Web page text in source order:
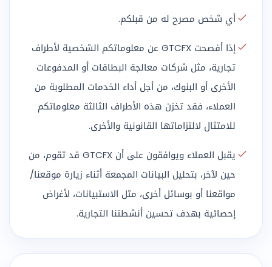
أي شخص مصرح له من قبلكم.
إذا أفصحت GTCFX عن معلوماتكم الشخصية لأطراف
تجارية، مثل شركات معالجة البطاقات أو المدفوعات
الأخرى أو البنوك، من أجل أداء الخدمات المطلوبة من
العملاء، فقد تخزن هذه الأطراف الثالثة معلوماتكم
للامتثال لالتزاماتها القانونية والأخرى.
يقبل العملاء ويوافقون على أن GTCFX قد تقوم، من
حين لآخر، بتحليل البيانات المجمعة أثناء زيارة موقعنا/
مواقعنا أو بوسائل أخرى، مثل الاستبيانات، لأغراض
إحصائية بهدف تحسين أنشطتنا التجارية.